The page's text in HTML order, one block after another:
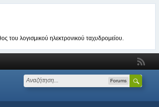
του λογισμικού ηλεκτρονικού ταχυδρομείου.
Forums